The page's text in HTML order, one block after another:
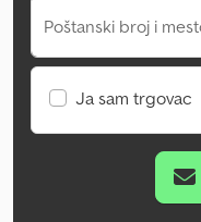
Poštanski broj i
Ja sam trgovac